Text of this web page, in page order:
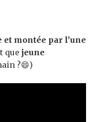
et montée par l’une
que jeune
?😄)